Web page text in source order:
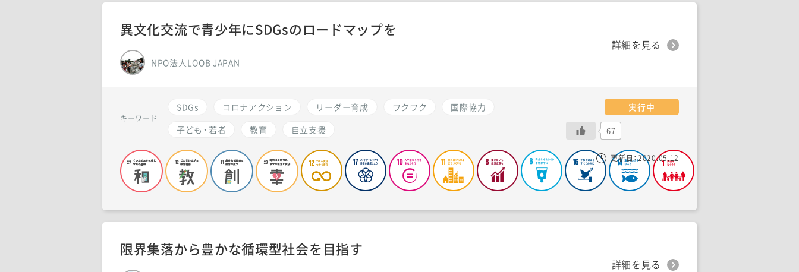
異文化交流で青少年にSDGsのロードマップを
NPO法人LOOB JAPAN
詳細を見る
キーワード
SDGs コロナアクション リーダー育成 ワクワク
国際協力
子ども・若者
教育 自立支援
実行中
67
更新日：2020.05.12
限界集落から豊かな循環型社会を目指す
詳細を見る